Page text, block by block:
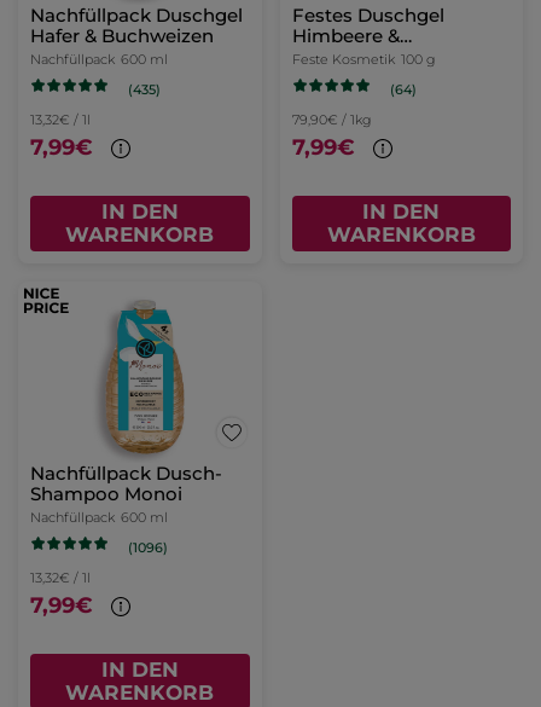
Nachfüllpack Duschgel
Hafer & Buchweizen
Nachfüllpack 600 ml
(435)
13,32€ / 1l
7,99€
IN DEN
WARENKORB
Festes Duschgel
Himbeere &
Pfefferminze
Feste Kosmetik 100 g
(64)
79,90€ / 1kg
7,99€
IN DEN
WARENKORB
Nachfüllpack Dusch-
Shampoo Monoi
Nachfüllpack 600 ml
(1096)
13,32€ / 1l
7,99€
IN DEN
WARENKORB